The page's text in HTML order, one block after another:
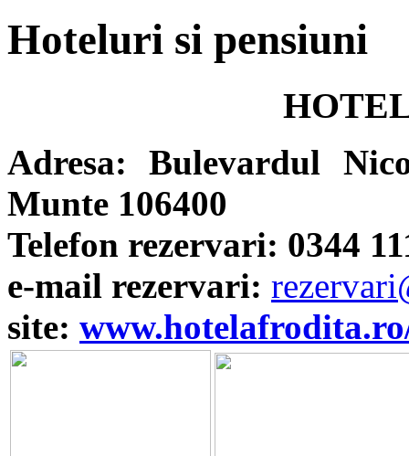
Hoteluri si pensiuni
Adresa: Bulevardul
Munte 106400
Telefon rezervari: 0344
e-mail rezervari:
site: